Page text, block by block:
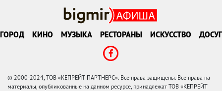
ГОРОД КИНО МУЗЫКА РЕСТОРАНЫ ИСКУССТВО ДОСУГ
© 2000-2024, ТОВ «КЕПРЕЙТ ПАРТНЕРС». Все права защищены. Все права на
материалы, опубликованные на данном ресурсе, принадлежат ТОВ «КЕПРЕЙТ